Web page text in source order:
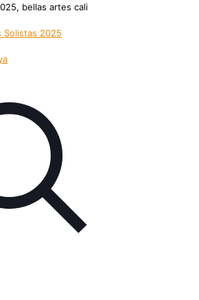
bellas artes cali
Solistas 2025